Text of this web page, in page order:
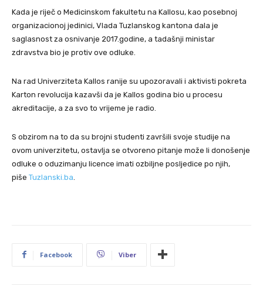
Kada je riječ o Medicinskom fakultetu na Kallosu, kao posebnoj
organizacionoj jedinici, Vlada Tuzlanskog kantona dala je
saglasnost za osnivanje 2017.godine, a tadašnji ministar
zdravstva bio je protiv ove odluke.
Na rad Univerziteta Kallos ranije su upozoravali i aktivisti pokreta
Karton revolucija kazavši da je Kallos godina bio u procesu
akreditacije, a za svo to vrijeme je radio.
S obzirom na to da su brojni studenti završili svoje studije na
ovom univerzitetu, ostavlja se otvoreno pitanje može li donošenje
odluke o oduzimanju licence imati ozbiljne posljedice po njih,
piše Tuzlanski.ba
Facebook Viber